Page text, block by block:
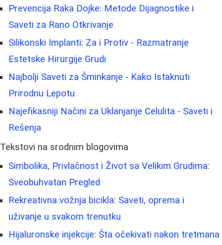
Prevencija Raka Dojke: Metode Dijagnostike i
Saveti za Rano Otkrivanje
Silikonski Implanti: Za i Protiv - Razmatranje
Estetske Hirurgije Grudi
Najbolji Saveti za Šminkanje - Kako Istaknuti
Prirodnu Lepotu
Najefikasniji Načini za Uklanjanje Celulita - Saveti i
Rešenja
Tekstovi na srodnim blogovima
Simbolika, Privlačnost i Život sa Velikim Grudima:
Sveobuhvatan Pregled
Rekreativna vožnja bicikla: Saveti, oprema i
uživanje u svakom trenutku
Hijaluronske injekcije: Šta očekivati nakon tretmana